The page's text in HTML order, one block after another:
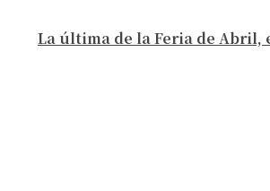
La última de la Feria de Abril,